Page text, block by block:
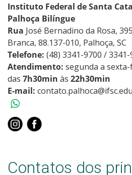
Instituto Federal de Santa
Palhoça Bilíngue
Rua José Bernadino da Rosa,
Branca, 88.137-010, Palhoça, SC
Telefone: (48) 3341-9700 / 3341-
Atendimento: segunda a
das 7h30min às 22h30min
E-mail:
Contatos dos